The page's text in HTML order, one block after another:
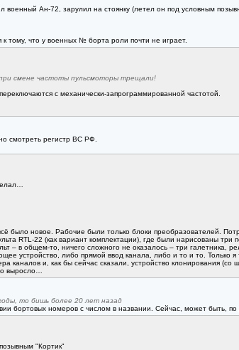
военный Ан-72, зарулил на стоянку (летел он под условным
тому, что у военных № борта роли почти не играет.
при смене частоты пульсмоторы трещали!
с механически-запрограммированной частотой.
смотреть регистр ВС РФ.
было новое. Рабочие были только блоки преобразователей.
RTL-22 (как вариант комплектации), где были нарисованы три
– в общем-то, ничего сложного не оказалось – три галетника,
устройство, либо прямой ввод канала, либо и то и то. Только я
и, как бы сейчас сказали, устройство клонирования (со
выросло…
то бишь более 20 лет назад
бортовых номеров с числом в названии. Сейчас, может быть, по
"Кортик"